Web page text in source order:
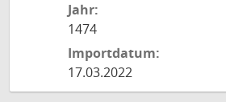
Jahr:
1474
Importdatum:
17.03.2022